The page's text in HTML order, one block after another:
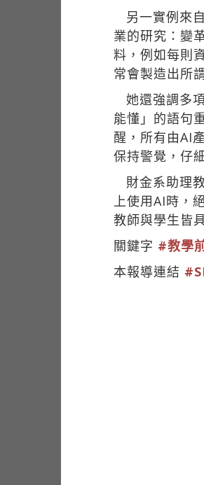
另一實例來
業的研究：變
料，例如每則
常會製造出所
她還強調多
能懂」的語句
醒，所有由AI
保持警覺，仔
財金系助理
上使用AI時，
教師與學生皆
關鍵字 #教學
本報導連結